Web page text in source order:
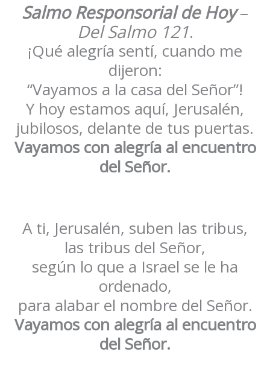
Salmo Responsorial de Hoy –
Del Salmo 121.
¡Qué alegría sentí, cuando me
dijeron:
“Vayamos a la casa del Señor”!
Y hoy estamos aquí, Jerusalén,
jubilosos, delante de tus puertas.
Vayamos con alegría al encuentro
del Señor.
A ti, Jerusalén, suben las tribus,
las tribus del Señor,
según lo que a Israel se le ha
ordenado,
para alabar el nombre del Señor.
Vayamos con alegría al encuentro
del Señor.